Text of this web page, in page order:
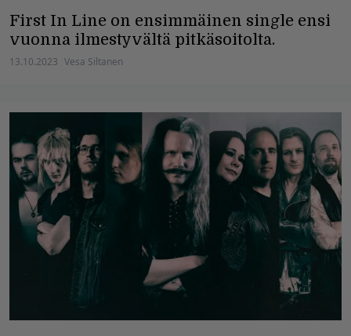
First In Line on ensimmäinen single ensi
vuonna ilmestyvältä pitkäsoitolta.
13.10.2023 Vesa Siltanen